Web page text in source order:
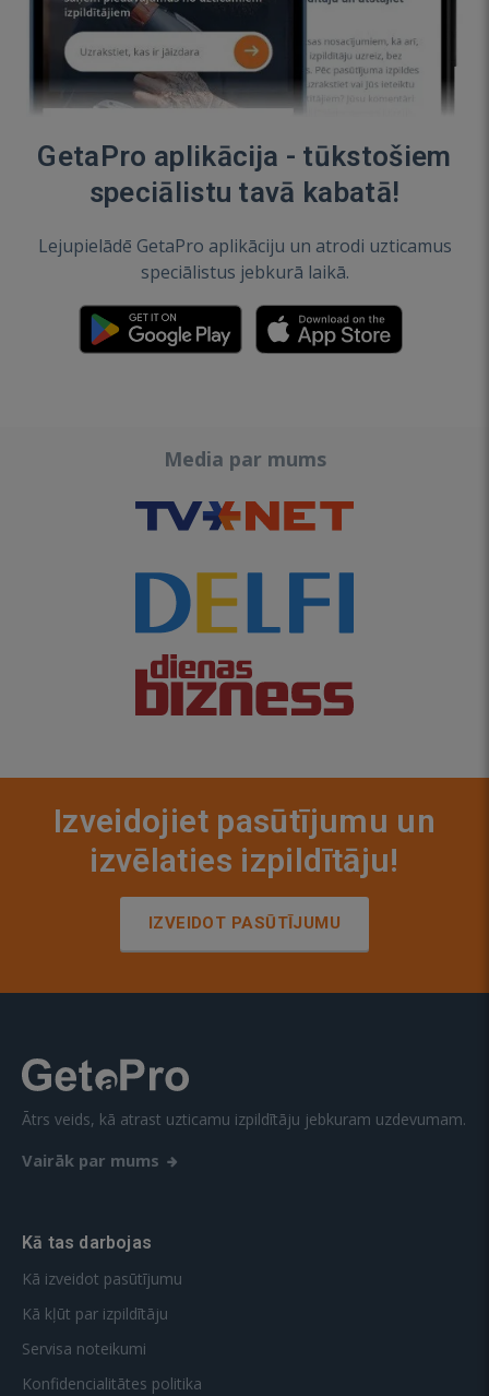
GetaPro aplikācija - tūkstošiem
speciālistu tavā kabatā!
Lejupielādē GetaPro aplikāciju un atrodi uzticamus
speciālistus jebkurā laikā.
Media par mums
Izveidojiet pasūtījumu un
izvēlaties izpildītāju!
IZVEIDOT PASŪTĪJUMU
Ātrs veids, kā atrast uzticamu izpildītāju jebkuram uzdevumam.
Vairāk par mums
Kā tas darbojas
Kā izveidot pasūtījumu
Kā kļūt par izpildītāju
Servisa noteikumi
Konfidencialitātes politika